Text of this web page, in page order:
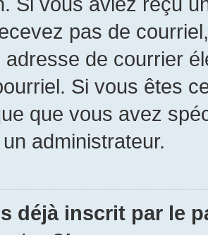
pas de
adresse de courrier
Si vous êtes
que vous avez
administrateur.
déjà inscrit par le